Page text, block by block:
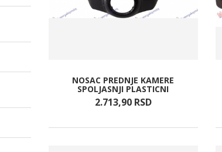
NOSAC PREDNJE KAMERE
SPOLJASNJI PLASTICNI
2.713,90 RSD